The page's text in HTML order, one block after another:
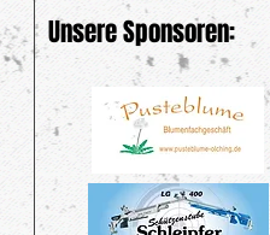
Unsere Sponsoren: